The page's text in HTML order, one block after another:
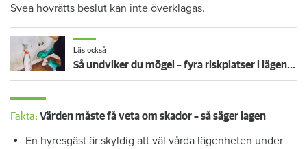
Svea hovrätts beslut kan inte överklagas.
Läs också
Så undviker du mögel – fyra riskplatser i lägenheten: ”Måste städa bort”
Fakta: Värden måste få veta om skador – så säger lagen
En hyresgäst är skyldig att väl vårda lägenheten under